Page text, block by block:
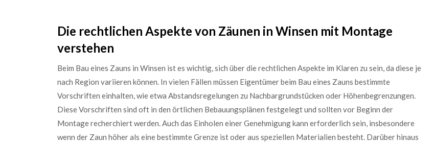
Die rechtlichen Aspekte von Zäunen in Winsen mit Montage
verstehen
Beim Bau eines Zauns in Winsen ist es wichtig, sich über die rechtlichen Aspekte im Klaren zu sein, da diese je
nach Region variieren können. In vielen Fällen müssen Eigentümer beim Bau eines Zauns bestimmte
Vorschriften einhalten, wie etwa Abstandsregelungen zu Nachbargrundstücken oder Höhenbegrenzungen.
Diese Vorschriften sind oft in den örtlichen Bebauungsplänen festgelegt und sollten vor Beginn der
Montage recherchiert werden. Auch das Einholen einer Genehmigung kann erforderlich sein, insbesondere
wenn der Zaun höher als eine bestimmte Grenze ist oder aus speziellen Materialien besteht. Darüber hinaus